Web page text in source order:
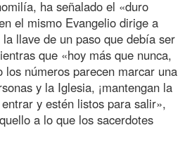
ha señalado el «duro
el mismo Evangelio dirige a
llave de un paso que debía ser
que «hoy más que nunca,
los números parecen marcar una
y la Iglesia, ¡mantengan la
y estén listos para salir»,
a lo que los sacerdotes